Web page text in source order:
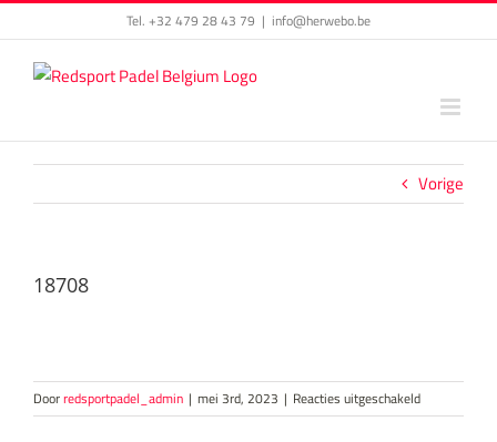
to
content
Tel. +32 479 28 43 79 | info@herwebo.be
Vorige
18708
Doorredsportpadel_admin | mei 3rd, 2023 | Reacties uitgeschakeldvoor
18708